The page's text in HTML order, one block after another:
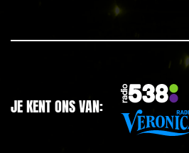
JE KENT ONS VAN: